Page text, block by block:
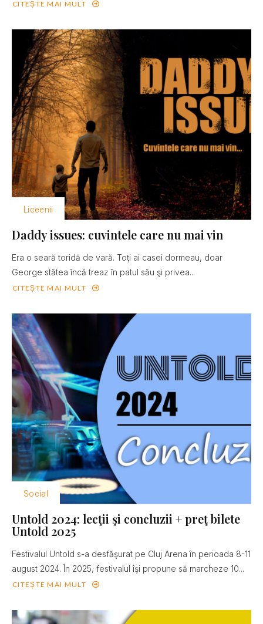
CITEȘTE MAI MULT
Liceenii
Daddy issues: cuvintele care nu mai vin
Era o seară toridă de vară. Toţi ai casei dormeau, doar
George stătea încă treaz în patul său şi privea...
CITEȘTE MAI MULT
Social
Untold 2024: lecţii şi concluzii + preţ bilete
Untold 2025
Festivalul Untold s-a desfăşurat pe Cluj Arena în perioada 8-11
august 2024. În 2025, festivalul îşi propune să marcheze 10...
CITEȘTE MAI MULT